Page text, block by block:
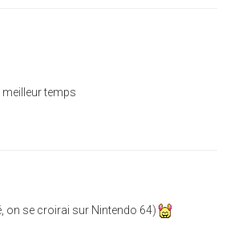
temps
on se croirai sur Nintendo 64)